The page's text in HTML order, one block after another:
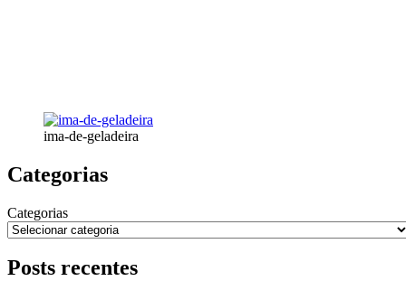
ima-de-geladeira
Categorias
Categorias
Posts recentes